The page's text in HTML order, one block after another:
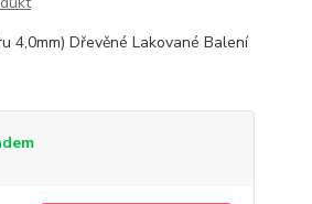
4,0mm) Dřevěné Lakované Balení